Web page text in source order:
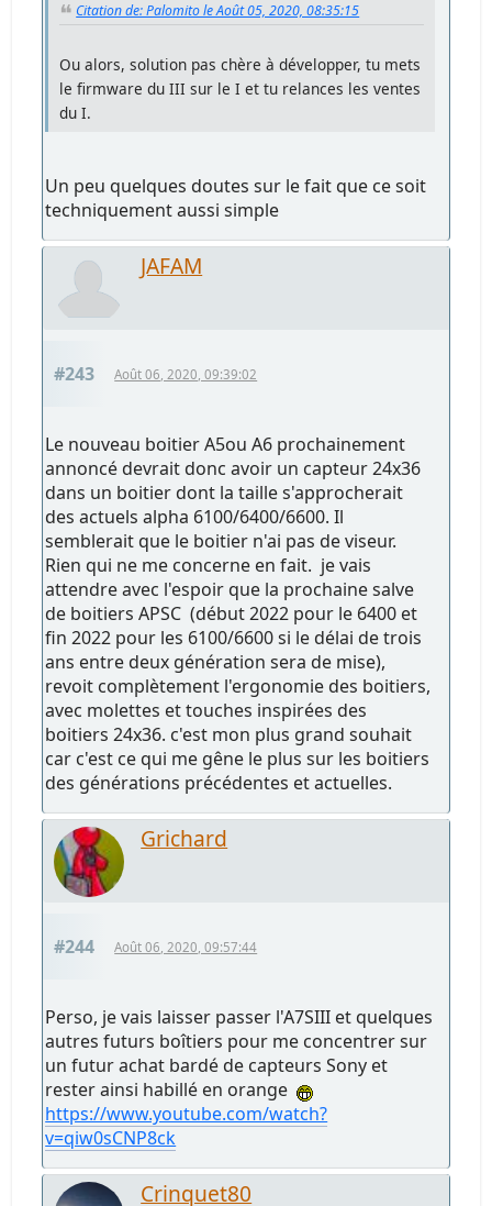
Citation de: Palomito le Août 05, 2020, 08:35:15
Ou alors, solution pas chère à développer, tu mets
le firmware du III sur le I et tu relances les ventes
du I.
Un peu quelques doutes sur le fait que ce soit
techniquement aussi simple
JAFAM
#243 Août 06, 2020, 09:39:02
Le nouveau boitier A5ou A6 prochainement
annoncé devrait donc avoir un capteur 24x36
dans un boitier dont la taille s'approcherait
des actuels alpha 6100/6400/6600. Il
semblerait que le boitier n'ai pas de viseur.
Rien qui ne me concerne en fait. je vais
attendre avec l'espoir que la prochaine salve
de boitiers APSC (début 2022 pour le 6400 et
fin 2022 pour les 6100/6600 si le délai de trois
ans entre deux génération sera de mise),
revoit complètement l'ergonomie des boitiers,
avec molettes et touches inspirées des
boitiers 24x36. c'est mon plus grand souhait
car c'est ce qui me gêne le plus sur les boitiers
des générations précédentes et actuelles.
Grichard
#244 Août 06, 2020, 09:57:44
Perso, je vais laisser passer l'A7SIII et quelques
autres futurs boîtiers pour me concentrer sur
un futur achat bardé de capteurs Sony et
rester ainsi habillé en orange
https://www.youtube.com/watch?
v=qiw0sCNP8ck
Crinquet80